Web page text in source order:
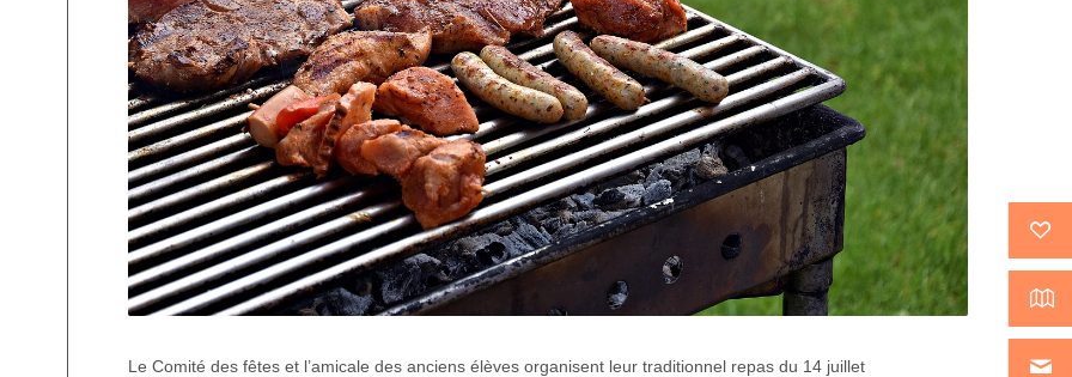
Le Comité des fêtes et l’amicale des anciens élèves organisent leur traditionnel repas du 14 juillet